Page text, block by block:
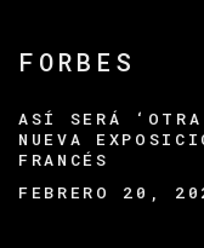
FORBES
ASÍ SERÁ
NUEVA
FRANCÉS
FEBRERO 20,